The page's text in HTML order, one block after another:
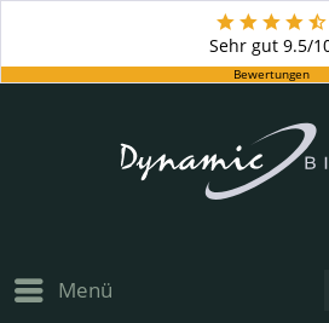
Sehr gut 9.5/
Bewertungen
Menü